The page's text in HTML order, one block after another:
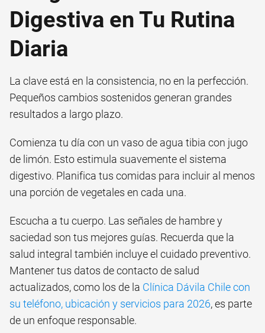
Digestiva en Tu Rutina
Diaria
La clave está en la consistencia, no en la perfección.
Pequeños cambios sostenidos generan grandes
resultados a largo plazo.
Comienza tu día con un vaso de agua tibia con jugo
de limón. Esto estimula suavemente el sistema
digestivo. Planifica tus comidas para incluir al menos
una porción de vegetales en cada una.
Escucha a tu cuerpo. Las señales de hambre y
saciedad son tus mejores guías. Recuerda que la
salud integral también incluye el cuidado preventivo.
Mantener tus datos de contacto de salud
actualizados, como los de la Clínica Dávila Chile con
su teléfono, ubicación y servicios para 2026, es parte
de un enfoque responsable.